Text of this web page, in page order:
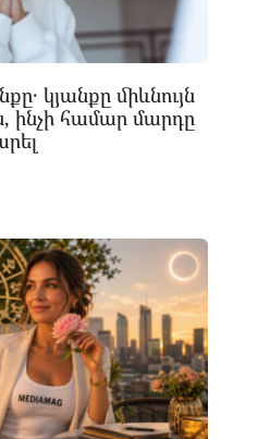
կյանքը միևնույն
ինչի համար մարդը